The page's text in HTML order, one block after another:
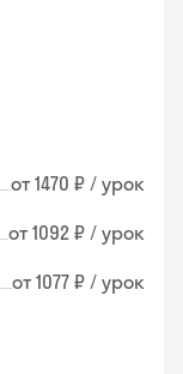
от 1470 ₽ / урок
от 1092 ₽ / урок
от 1077 ₽ / урок